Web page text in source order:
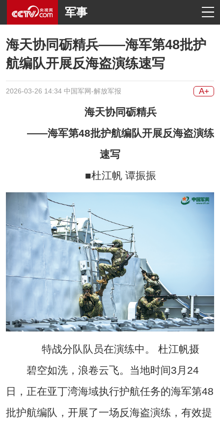
军事
海天协同砺精兵——海军第48批护
航编队开展反海盗演练速写
2026-03-26 14:34 中国军网-解放军报 A+
海天协同砺精兵
——海军第48批护航编队开展反海盗演练
速写
■杜江帆 谭振振
特战分队队员在演练中。 杜江帆摄
碧空如洗，浪卷云飞。当地时间3月24
日，正在亚丁湾海域执行护航任务的海军第48
批护航编队，开展了一场反海盗演练，有效提